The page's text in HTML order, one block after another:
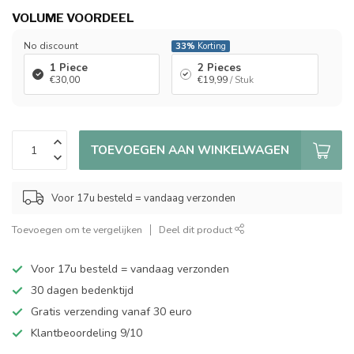
VOLUME VOORDEEL
No discount
1 Piece
€30,00
33% Korting
2 Pieces
€19,99 / Stuk
TOEVOEGEN AAN WINKELWAGEN
Voor 17u besteld = vandaag verzonden
Toevoegen om te vergelijken Deel dit product
Voor 17u besteld = vandaag verzonden
30 dagen bedenktijd
Gratis verzending vanaf 30 euro
Klantbeoordeling 9/10